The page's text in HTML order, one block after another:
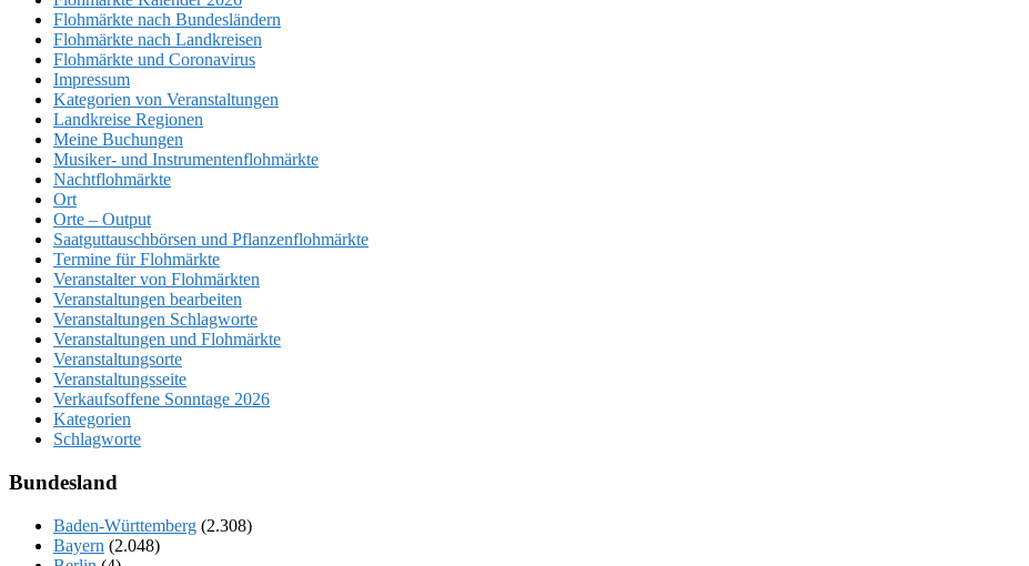
Flohmärkte nach Bundesländern
Flohmärkte nach Landkreisen
Flohmärkte und Coronavirus
Impressum
Kategorien von Veranstaltungen
Landkreise Regionen
Meine Buchungen
Musiker- und Instrumentenflohmärkte
Nachtflohmärkte
Ort
Orte – Output
Saatguttauschbörsen und Pflanzenflohmärkte
Termine für Flohmärkte
Veranstalter von Flohmärkten
Veranstaltungen bearbeiten
Veranstaltungen Schlagworte
Veranstaltungen und Flohmärkte
Veranstaltungsorte
Veranstaltungsseite
Verkaufsoffene Sonntage 2026
Kategorien
Schlagworte
Bundesland
Baden-Württemberg (2.308)
Bayern (2.048)